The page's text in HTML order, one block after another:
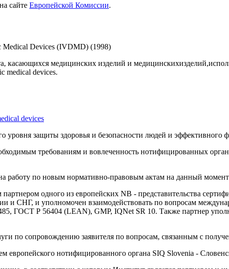
сайте Европейской Комиссии.
Medical Devices (IVDMD) (1998)
касающихся медицинских изделий и
medical devices.
devices
уровня защиты здоровья и безопасности людей и
требованиям и вовлеченность нотифицированных
по новым нормативно-правовым актам на данный
одного из европейских NB - представительства
и СНГ, и уполномочен взаимодействовать по вопросам
ГОСТ Р 56404 (LEAN), GMP, IQNet SR 10. Также партнер
по сопровождению заявителя по вопросам, связанным с
европейского нотифицированного органа SIQ Slovenia -